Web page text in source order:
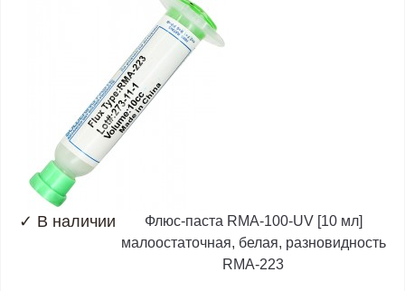
✓ В наличии
Флюс-паста RMA-100-UV [10 мл]
малоостаточная, белая, разновидность
RMA-223